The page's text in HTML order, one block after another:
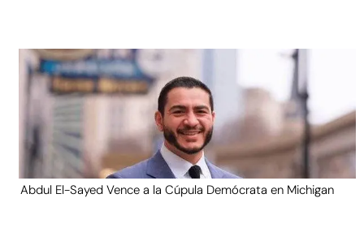
Abdul El-Sayed Vence a la Cúpula Demócrata en Michigan